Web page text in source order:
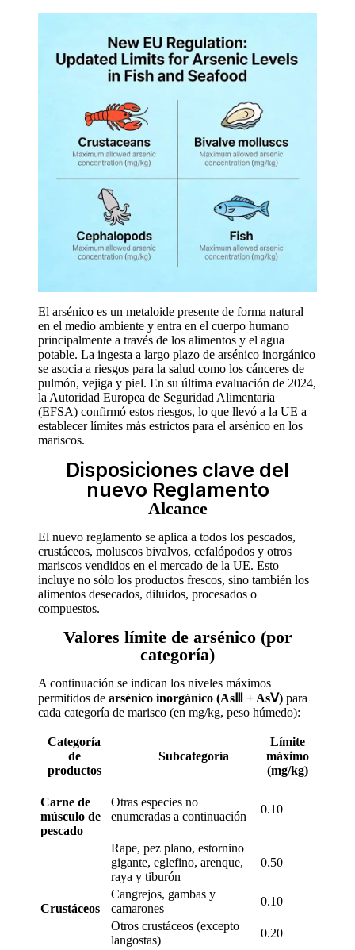
El arsénico es un metaloide presente de forma natural
en el medio ambiente y entra en el cuerpo humano
principalmente a través de los alimentos y el agua
potable. La ingesta a largo plazo de arsénico inorgánico
se asocia a riesgos para la salud como los cánceres de
pulmón, vejiga y piel. En su última evaluación de 2024,
la Autoridad Europea de Seguridad Alimentaria
(EFSA) confirmó estos riesgos, lo que llevó a la UE a
establecer límites más estrictos para el arsénico en los
mariscos.
Disposiciones clave del
nuevo Reglamento
Alcance
El nuevo reglamento se aplica a todos los pescados,
crustáceos, moluscos bivalvos, cefalópodos y otros
mariscos vendidos en el mercado de la UE. Esto
incluye no sólo los productos frescos, sino también los
alimentos desecados, diluidos, procesados o
compuestos.
Valores límite de arsénico (por
categoría)
A continuación se indican los niveles máximos
permitidos de arsénico inorgánico (AsⅢ + AsⅤ) para
cada categoría de marisco (en mg/kg, peso húmedo):
Categoría
de
productos
Subcategoría
Límite
máximo
(mg/kg)
Carne de
músculo de
pescado
Otras especies no
enumeradas a continuación
0.10
Rape, pez plano, estornino
gigante, eglefino, arenque,
raya y tiburón
0.50
Crustáceos
Cangrejos, gambas y
camarones
0.10
Otros crustáceos (excepto
langostas)
0.20